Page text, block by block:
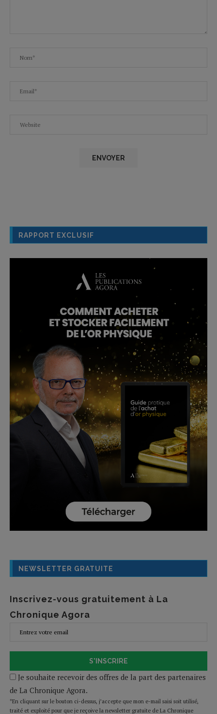
RAPPORT EXCLUSIF
NEWSLETTER GRATUITE
Inscrivez-vous gratuitement à La
Chronique Agora
S'INSCRIRE
Je souhaite recevoir des offres de la part des partenaires
de La Chronique Agora.
*En cliquant sur le bouton ci-dessus, j’accepte que mon e-mail saisi soit utilisé,
traité et exploité pour que je reçoive la newsletter gratuite de La Chronique